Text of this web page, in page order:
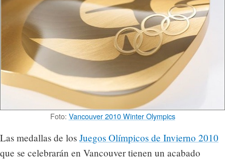
Foto: Vancouver 2010 Winter Olympics
Las medallas de los Juegos Olímpicos de Invierno 2010
que se celebrarán en Vancouver tienen un acabado